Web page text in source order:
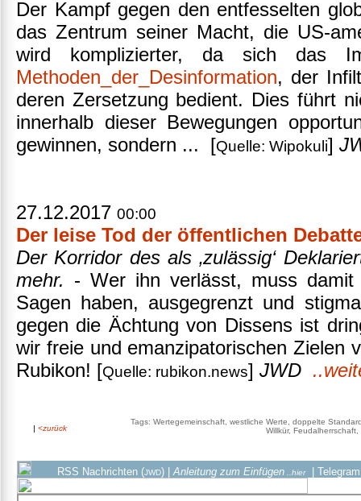
Der Kampf gegen den entfesselten
das Zentrum seiner Macht, die US-
wird komplizierter, da sich das
Methoden_der_Desinformation, der
deren Zersetzung bedient. Dies führt
innerhalb dieser Bewegungen
gewinnen, sondern ... [Quelle: Wipokuli]
27.12.2017 00:00
Der leise Tod der öffentlichen
Der Korridor des als ‚zulässig‘
mehr. - Wer ihn verlässt, muss
Sagen haben, ausgegrenzt und
gegen die Ächtung von Dissens ist
wir freie und emanzipatorischen
Rubikon! [Quelle: rubikon.news] JWD
| <zurück
Tags: Wertegemeinschaft, westliche Werte, doppelte
Willkür,